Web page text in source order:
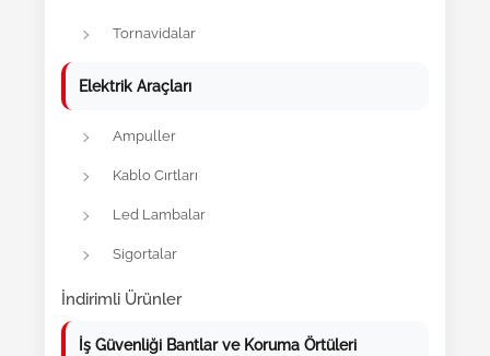
Tornavidalar
Elektrik Araçları
Ampuller
Kablo Cırtları
Led Lambalar
Sigortalar
İndirimli Ürünler
İş Güvenliği Bantlar ve Koruma Örtüleri